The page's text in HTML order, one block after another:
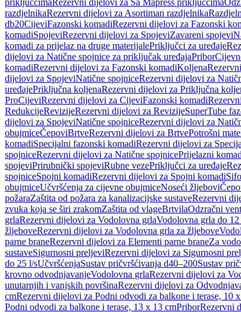
priključcimaRezervni dijelovi za Sa Mapress priključcima
razdjelnikaRezervni dijelovi za Asortiman razdjelnika
db20CijeviFazonski komadiRezervni dijelovi za Fazonski
komadiSpojeviRezervni dijelovi za SpojeviZavareni spojevi
komadi za prijelaz na druge materijalePriključci za uređaje
dijelovi za Natične spojnice za priključak uređajaPribor
komadiRezervni dijelovi za Fazonski komadiKoljena
dijelovi za SpojeviNatične spojniceRezervni dijelovi za
uređajePriključna koljenaRezervni dijelovi za Priključna
ProCijeviRezervni dijelovi za CijeviFazonski komadi
RedukcijeRevizijeRezervni dijelovi za RevizijeSuperTube
dijelovi za SpojeviNatične spojniceRezervni dijelovi za
obujmiceČepoviBrtveRezervni dijelovi za BrtvePotrošni
komadiSpecijalni fazonski komadiRezervni dijelovi za
spojniceRezervni dijelovi za Natične spojnicePrijelazni
spojeviPrirubnički spojeviRubne vezePriključci za uređaje
spojniceSpojni komadiRezervni dijelovi za Spojni komadi
obujmiceUčvršćenja za cijevne obujmiceNoseći žljebovi
požaraZaštita od požara za kanalizacijske sustaveRezervni
zvuka koja se širi zrakomZaštita od vlageBrtvilaOdzračni
grlaRezervni dijelovi za Vodolovna grlaVodolovna grla do 12
žljeboveRezervni dijelovi za Vodolovna grla za žljebove
parne braneRezervni dijelovi za Elementi parne braneZa
sustaveSigurnosni preljeviRezervni dijelovi za Sigurnosni
do 25 l/sUčvršćenjaSustav pričvršćivanja d40–200Sustav
krovno odvodnjavanjeVodolovna grlaRezervni dijelovi za
unutarnjih i vanjskih površinaRezervni dijelovi za
cmRezervni dijelovi za Podni odvodi za balkone i terase, 10
Podni odvodi za balkone i terase, 13 x 13 cmPriborRezervni